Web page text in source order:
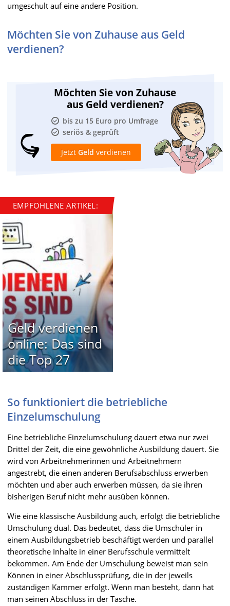
umgeschult auf eine andere Position.
Möchten Sie von Zuhause aus Geld
verdienen?
Möchten Sie von Zuhause
aus Geld verdienen?
bis zu 15 Euro pro Umfrage
seriös & geprüft
Jetzt Geld verdienen
EMPFOHLENE ARTIKEL:
Geld verdienen
online: Das sind
die Top 27
So funktioniert die betriebliche
Einzelumschulung
Eine betriebliche Einzelumschulung dauert etwa nur zwei
Drittel der Zeit, die eine gewöhnliche Ausbildung dauert. Sie
wird von Arbeitnehmerinnen und Arbeitnehmern
angestrebt, die einen anderen Berufsabschluss erwerben
möchten und aber auch erwerben müssen, da sie ihren
bisherigen Beruf nicht mehr ausüben können.
Wie eine klassische Ausbildung auch, erfolgt die betriebliche
Umschulung dual. Das bedeutet, dass die Umschüler in
einem Ausbildungsbetrieb beschäftigt werden und parallel
theoretische Inhalte in einer Berufsschule vermittelt
bekommen. Am Ende der Umschulung beweist man sein
Können in einer Abschlussprüfung, die in der jeweils
zuständigen Kammer erfolgt. Wenn man besteht, dann hat
man seinen Abschluss in der Tasche.